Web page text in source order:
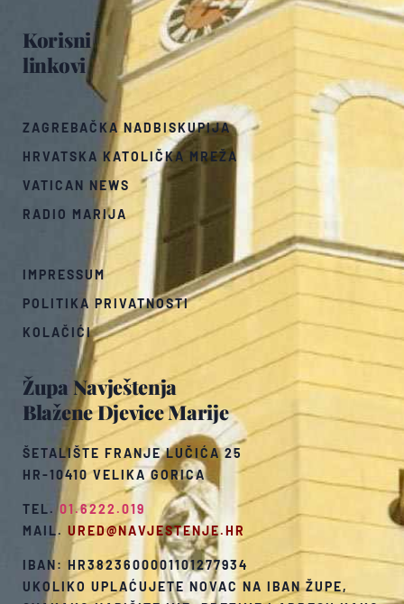
Župa Navještenja
Blažene Djevice Marije
ŠETALIŠTE FRANJE LUČIĆA 25
HR-10410 VELIKA GORICA
TEL.01.6222.019
MAIL. URED@NAVJESTENJE.HR
IBAN: HR3823600001101277934
UKOLIKO UPLAĆUJETE NOVAC NA IBAN ŽUPE,
Korisni
linkovi
ZAGREBAČKA NADBISKUPIJA
HRVATSKA KATOLIČKA MREŽA
VATICAN NEWS
RADIO MARIJA
IMPRESSUM
POLITIKA PRIVATNOSTI
KOLAČIĆI